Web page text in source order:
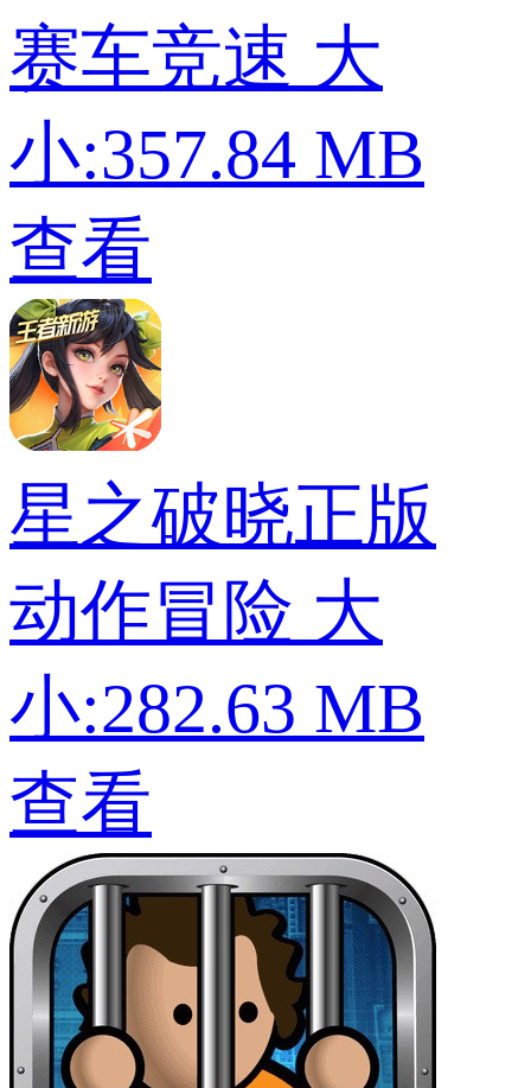
赛车竞速 大
小:357.84 MB
查看
星之破晓正版
动作冒险 大
小:282.63 MB
查看